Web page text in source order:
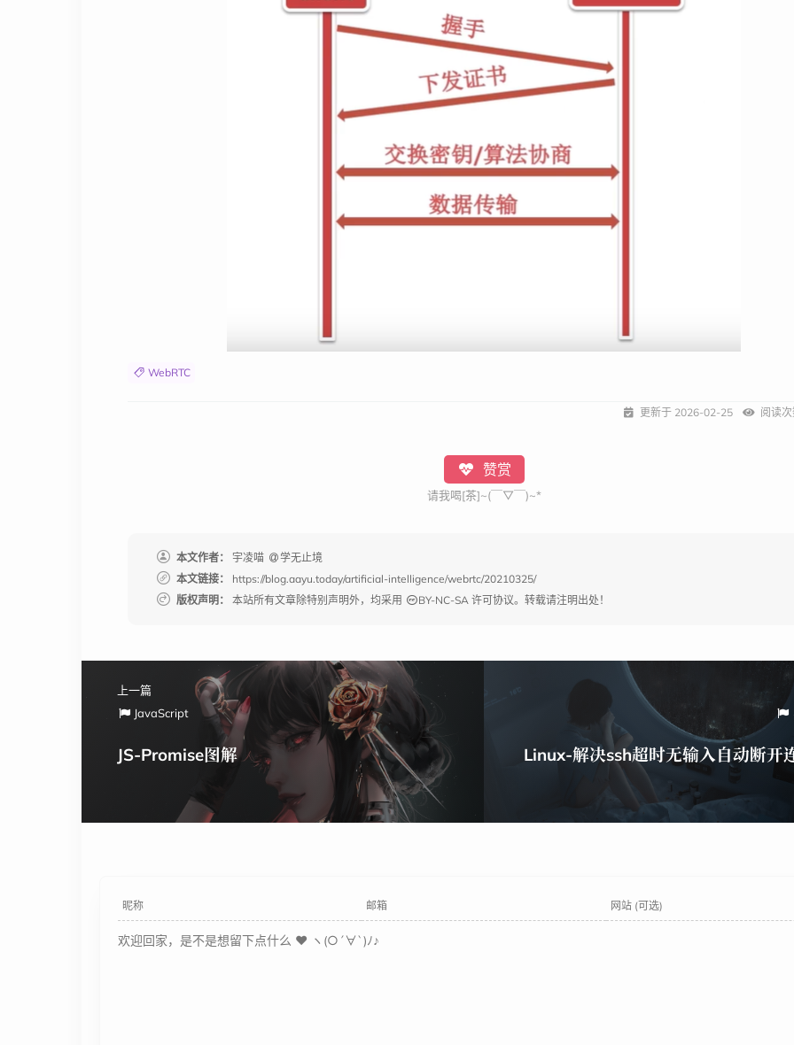
WebRTC
更新于 2026-02-25 阅读
赞赏
请我喝[茶]~(￣▽￣)~*
本文作者： 宇凌喵
学无止境
本文链接：
https://blog.aayu.today/artificial-intelligence/webrtc/20210325/
版权声明： 本站所有文章除特别声明外，均采用 BY-NC-SA 许可协议。转载请注明出处！
上一篇
JavaScript
JS-Promise图解 Linux-解决ssh超时无输入自动断开